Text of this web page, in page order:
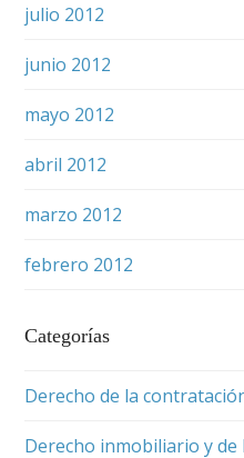
julio 2012
junio 2012
mayo 2012
abril 2012
marzo 2012
febrero 2012
Categorías
Derecho de la
Derecho inmobiliario y de